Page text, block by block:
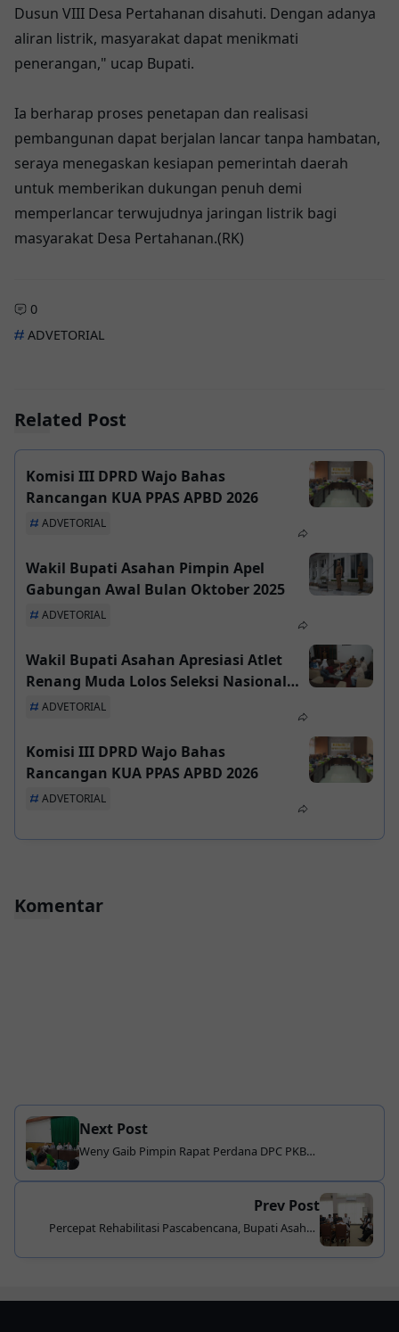
Dusun VIII Desa Pertahanan disahuti. Dengan adanya
aliran listrik, masyarakat dapat menikmati
penerangan," ucap Bupati.
Ia berharap proses penetapan dan realisasi
pembangunan dapat berjalan lancar tanpa hambatan,
seraya menegaskan kesiapan pemerintah daerah
untuk memberikan dukungan penuh demi
memperlancar terwujudnya jaringan listrik bagi
masyarakat Desa Pertahanan.(RK)
0
ADVETORIAL
Related Post
Komisi III DPRD Wajo Bahas
Rancangan KUA PPAS APBD 2026
ADVETORIAL
Wakil Bupati Asahan Pimpin Apel
Gabungan Awal Bulan Oktober 2025
ADVETORIAL
Wakil Bupati Asahan Apresiasi Atlet
Renang Muda Lolos Seleksi Nasional
Open Indonesia
ADVETORIAL
Komisi III DPRD Wajo Bahas
Rancangan KUA PPAS APBD 2026
ADVETORIAL
Komentar
Next Post
Weny Gaib Pimpin Rapat Perdana DPC PKB
Prev Post
Percepat Rehabilitasi Pascabencana, Bupati Asahan